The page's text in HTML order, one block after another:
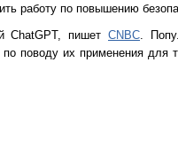
работу по повышению
ChatGPT, пишет CNBC .
поводу их применения для